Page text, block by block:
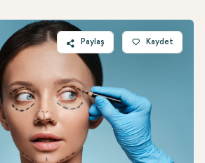
Paylaş
Twitter
Facebook
Linkedin
WhatsApp
Telegram
Kaydet